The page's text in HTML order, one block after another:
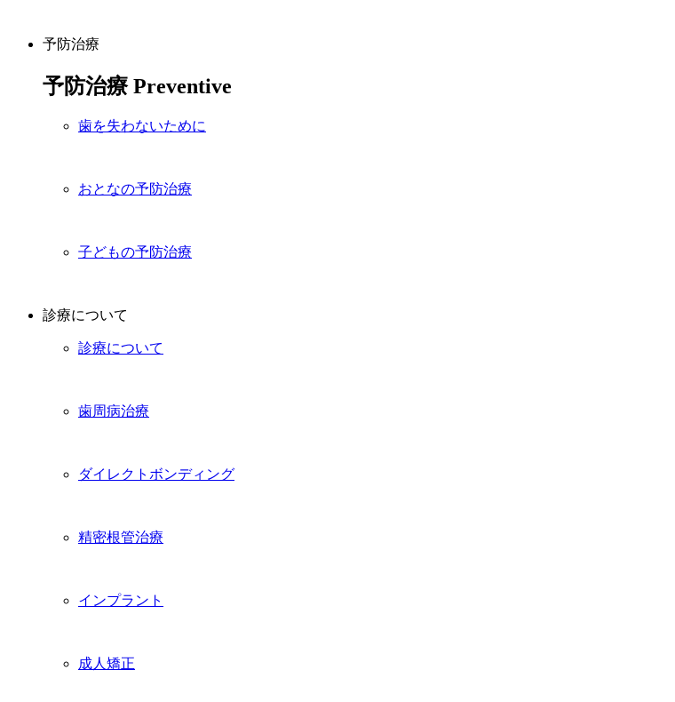
予防治療
予防治療 Preventive
歯を失わないために
おとなの予防治療
子どもの予防治療
診療について
診療について
歯周病治療
ダイレクトボンディング
精密根管治療
インプラント
成人矯正